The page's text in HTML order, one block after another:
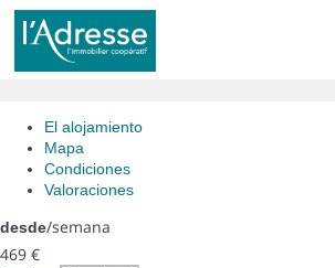
El alojamiento
Mapa
Condiciones
Valoraciones
desde/semana
469 €